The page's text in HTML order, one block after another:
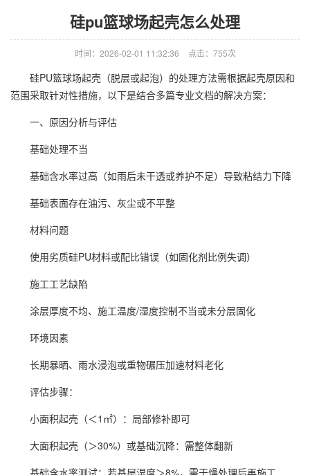
硅pu篮球场起壳怎么处理
时间：2026-02-01 11:32:36 点击：755次
硅PU篮球场起壳（脱层或起泡）的处理方法需根据起壳原因和
范围采取针对性措施，以下是结合多篇专业文档的解决方案：
一、原因分析与评估
基础处理不当
基础含水率过高（如雨后未干透或养护不足）导致粘结力下降
基础表面存在油污、灰尘或不平整
材料问题
使用劣质硅PU材料或配比错误（如固化剂比例失调）
施工工艺缺陷
涂层厚度不均、施工温度/湿度控制不当或未分层固化
环境因素
长期暴晒、雨水浸泡或重物碾压加速材料老化
评估步骤：
小面积起壳（＜1㎡）：局部修补即可
大面积起壳（＞30%）或基础沉降：需整体翻新
基础含水率测试：若基层湿度＞8%，需干燥处理后再施工